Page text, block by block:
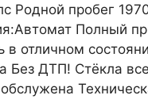
Родной пробег
Полный
в отличном
Без ДТП! Стёкла